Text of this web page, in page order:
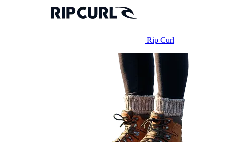
Rip Curl